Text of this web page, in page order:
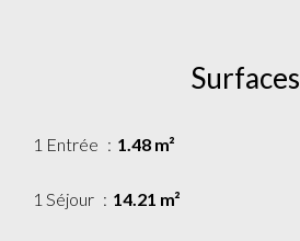
Surfaces
1 Entrée 1.48 m²
1 Séjour 14.21 m²